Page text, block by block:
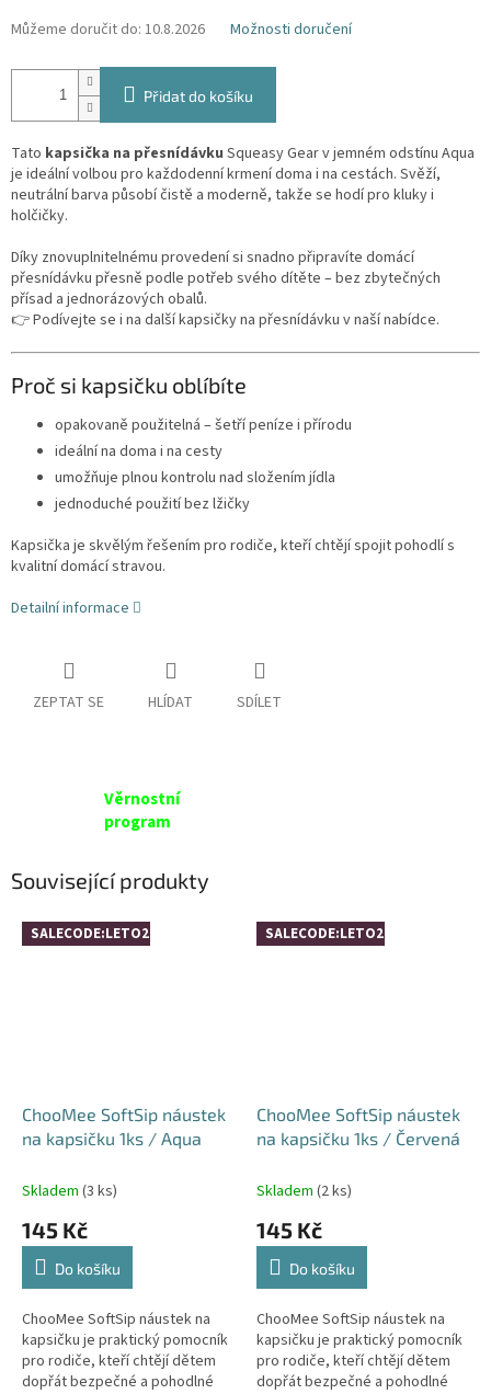
Můžeme doručit do: 10.8.2026 Možnosti doručení
Přidat do košíku
Tato kapsička na přesnídávku Squeasy Gear v jemném odstínu Aqua
je ideální volbou pro každodenní krmení doma i na cestách. Svěží,
neutrální barva působí čistě a moderně, takže se hodí pro kluky i
holčičky.
Díky znovuplnitelnému provedení si snadno připravíte domácí
přesnídávku přesně podle potřeb svého dítěte – bez zbytečných
přísad a jednorázových obalů.
👉 Podívejte se i na dalšíkapsičky na přesnídávku v naší nabídce.
Proč si kapsičku oblíbíte
opakovaně použitelná – šetří peníze i přírodu
ideální na doma i na cesty
umožňuje plnou kontrolu nad složením jídla
jednoduché použití bez lžičky
Kapsička je skvělým řešením pro rodiče, kteří chtějí spojit pohodlí s
kvalitní domácí stravou.
Detailní informace
ZEPTAT SE HLÍDAT SDÍLET
Věrnostní
program
Související produkty
SALECODE:LETO26:4:%
ChooMee SoftSip náustek
na kapsičku 1ks / Aqua
Skladem (3 ks)
145 Kč
Do košíku
ChooMee SoftSip náustek na
kapsičku je praktický pomocník
pro rodiče, kteří chtějí dětem
dopřát bezpečné a pohodlné
SALECODE:LETO26:4:%
ChooMee SoftSip náustek
na kapsičku 1ks / Červená
Skladem (2 ks)
145 Kč
Do košíku
ChooMee SoftSip náustek na
kapsičku je praktický pomocník
pro rodiče, kteří chtějí dětem
dopřát bezpečné a pohodlné